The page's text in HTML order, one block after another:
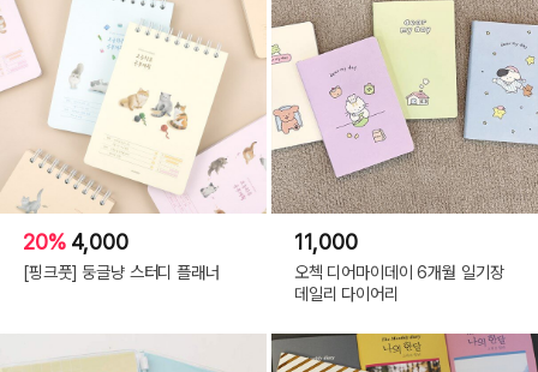
20% 4,000
[핑크풋] 둥글냥 스터디 플래너
11,000
오첵 디어마이데이 6개월 일기장
데일리 다이어리